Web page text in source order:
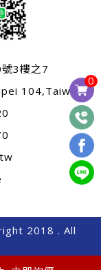
0
3樓之7
104,Taiwan
2018 . All